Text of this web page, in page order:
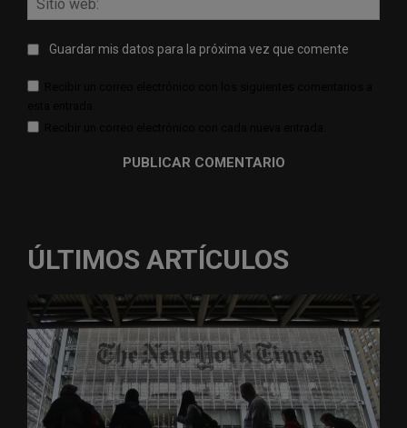
Guardar mis datos para la próxima vez que comente
ÚLTIMOS ARTÍCULOS